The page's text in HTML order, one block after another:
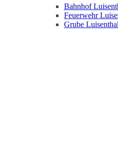
Bahnhof
Feuerwehr
Grube